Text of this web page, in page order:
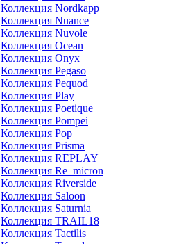
Коллекция Nordkapp
Коллекция Nuance
Коллекция Nuvole
Коллекция Ocean
Коллекция Onyx
Коллекция Pegaso
Коллекция Pequod
Коллекция Play
Коллекция Poetique
Коллекция Pompei
Коллекция Pop
Коллекция Prisma
Коллекция REPLAY
Коллекция Re_micron
Коллекция Riverside
Коллекция Saloon
Коллекция Saturnia
Коллекция TRAIL18
Коллекция Tactilis